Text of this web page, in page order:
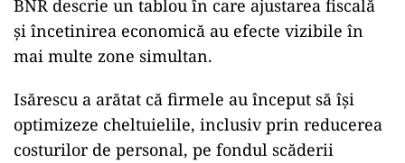
BNR descrie un tablou în care ajustarea fiscală
și încetinirea economică au efecte vizibile în
mai multe zone simultan.
Isărescu a arătat că firmele au început să își
optimizeze cheltuielile, inclusiv prin reducerea
costurilor de personal, pe fondul scăderii